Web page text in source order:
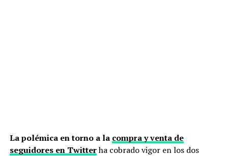
La polémica en torno a la compra y ventade
seguidores en Twitterha cobrado vigor en los dos